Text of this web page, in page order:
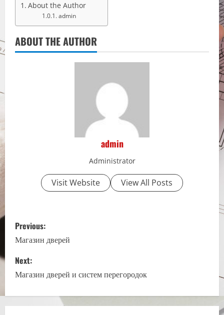
About the Author
admin
ABOUT THE AUTHOR
admin
Administrator
Visit Website View All Posts
P
o
s
t
Previous:
Магазин дверей
Next:
Магазин дверей и систем перегородок